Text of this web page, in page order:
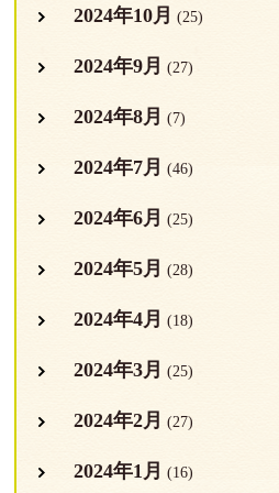
2024年10月 (25)
2024年9月 (27)
2024年8月 (7)
2024年7月 (46)
2024年6月 (25)
2024年5月 (28)
2024年4月 (18)
2024年3月 (25)
2024年2月 (27)
2024年1月 (16)